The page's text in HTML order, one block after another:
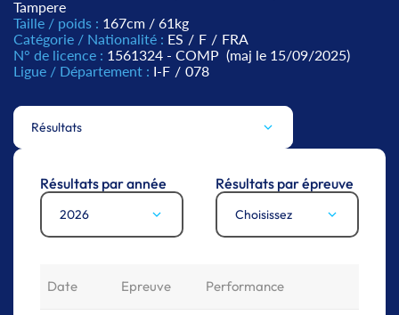
Tampere
Taille / poids : 167cm / 61kg
Catégorie / Nationalité : ES / F / FRA
N° de licence : 1561324 - COMP (maj le 15/09/2025)
Ligue / Département : I-F / 078
Résultats
Résultats par année
2026
Résultats par épreuve
Choisissez
Date Epreuve Performance